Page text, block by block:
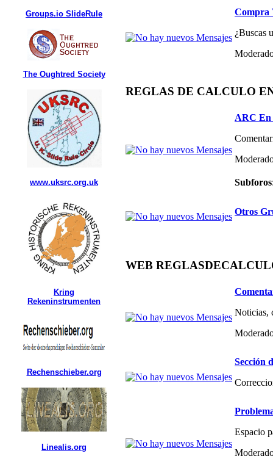
Groups.io SlideRule
The Oughtred Society
www.uksrc.org.uk
Kring
Rekeninstrumenten
Rechenschieber.org
Linealis.org
Compra
¿Buscas
REGLAS DE CALCULO
ARC En
Subforos
Otros
WEB
Noticias,
Sección
Espacio